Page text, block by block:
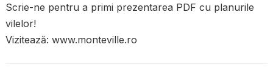
Scrie-ne pentru a primi prezentarea PDF cu planurile
vilelor!
Vizitează: www.monteville.ro